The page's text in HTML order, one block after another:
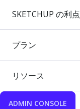
SKETCHUP の利点
プラン
リソース
ADMIN CONSOLE